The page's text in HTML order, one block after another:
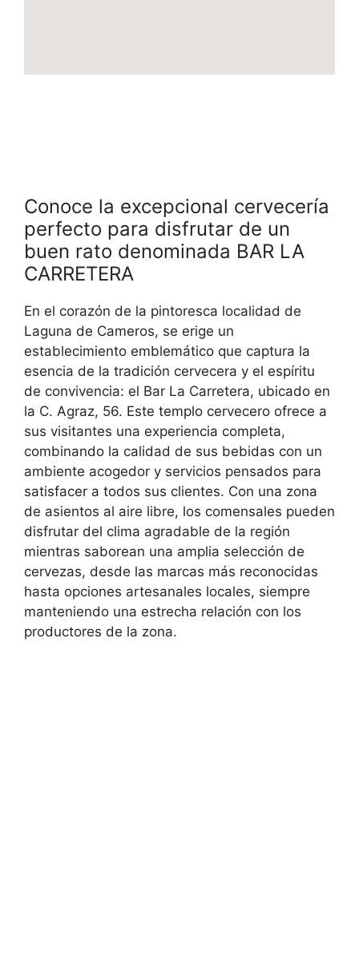
Conoce la excepcional cervecería
perfecto para disfrutar de un
buen rato denominada BAR LA
CARRETERA
En el corazón de la pintoresca localidad de
Laguna de Cameros, se erige un
establecimiento emblemático que captura la
esencia de la tradición cervecera y el espíritu
de convivencia: el Bar La Carretera, ubicado en
la C. Agraz, 56. Este templo cervecero ofrece a
sus visitantes una experiencia completa,
combinando la calidad de sus bebidas con un
ambiente acogedor y servicios pensados para
satisfacer a todos sus clientes. Con una zona
de asientos al aire libre, los comensales pueden
disfrutar del clima agradable de la región
mientras saborean una amplia selección de
cervezas, desde las marcas más reconocidas
hasta opciones artesanales locales, siempre
manteniendo una estrecha relación con los
productores de la zona.